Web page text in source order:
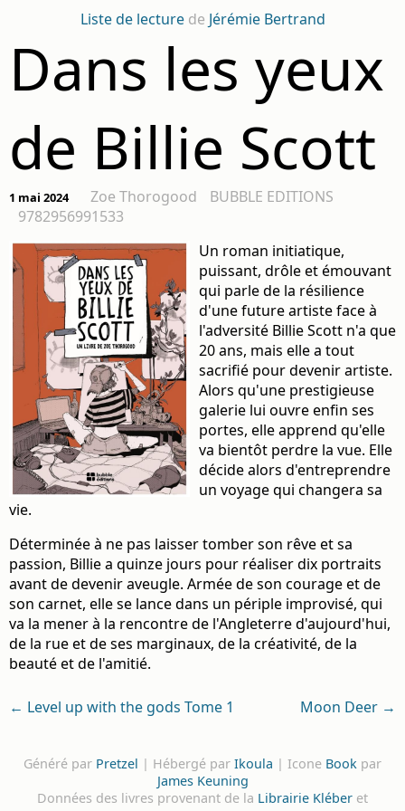
Liste de lecturede Jérémie Bertrand
Dans les yeux
de Billie Scott
1 mai 2024 Zoe Thorogood
BUBBLE EDITIONS
9782956991533
Un roman initiatique,
puissant, drôle et émouvant
qui parle de la résilience
d'une future artiste face à
l'adversité Billie Scott n'a que
20 ans, mais elle a tout
sacrifié pour devenir artiste.
Alors qu'une prestigieuse
galerie lui ouvre enfin ses
portes, elle apprend qu'elle
va bientôt perdre la vue. Elle
décide alors d'entreprendre
un voyage qui changera sa
vie.
Déterminée à ne pas laisser tomber son rêve et sa
passion, Billie a quinze jours pour réaliser dix portraits
avant de devenir aveugle. Armée de son courage et de
son carnet, elle se lance dans un périple improvisé, qui
va la mener à la rencontre de l'Angleterre d'aujourd'hui,
de la rue et de ses marginaux, de la créativité, de la
beauté et de l'amitié.
← Level up with the gods Tome 1 Moon Deer →
Généré par Pretzel | Hébergé par Ikoula | Icone Book par
James Keuning
Données des livres provenant de la Librairie Kléber et